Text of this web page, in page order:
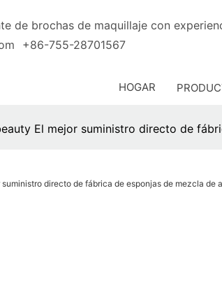
de brochas de maquillaje con
+86-755-28701567
HOGAR
El mejor suministro directo de